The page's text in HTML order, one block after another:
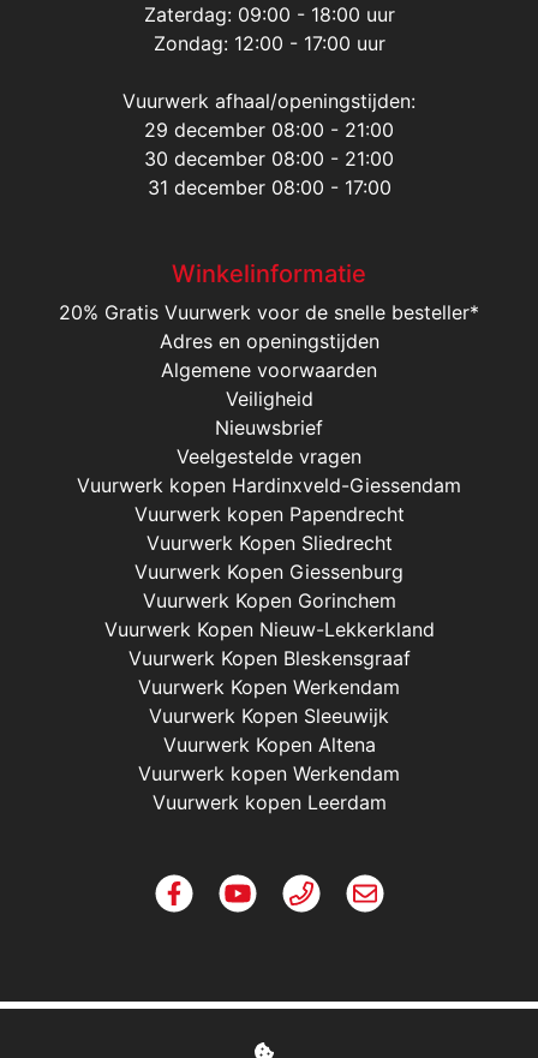
Zaterdag: 09:00 - 18:00 uur
Zondag: 12:00 - 17:00 uur
Vuurwerk afhaal/openingstijden:
29 december 08:00 - 21:00
30 december 08:00 - 21:00
31 december 08:00 - 17:00
Winkelinformatie
20% Gratis Vuurwerk voor de snelle besteller*
Adres en openingstijden
Algemene voorwaarden
Veiligheid
Nieuwsbrief
Veelgestelde vragen
Vuurwerk kopen Hardinxveld-Giessendam
Vuurwerk kopen Papendrecht
Vuurwerk Kopen Sliedrecht
Vuurwerk Kopen Giessenburg
Vuurwerk Kopen Gorinchem
Vuurwerk Kopen Nieuw-Lekkerkland
Vuurwerk Kopen Bleskensgraaf
Vuurwerk Kopen Werkendam
Vuurwerk Kopen Sleeuwijk
Vuurwerk Kopen Altena
Vuurwerk kopen Werkendam
Vuurwerk kopen Leerdam